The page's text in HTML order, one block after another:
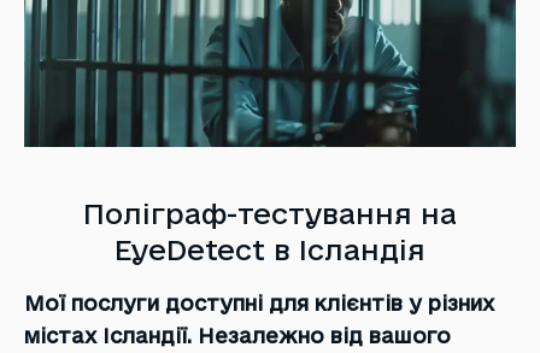
Поліграф-тестування на
EyeDetect в Ісландія
Мої послуги доступні для клієнтів у різних
містах Ісландії. Незалежно від вашого